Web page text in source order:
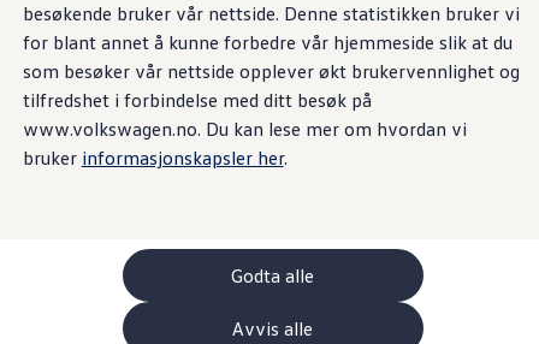
besøkende bruker vår nettside. Denne statistikken bruker vi
for blant annet å kunne forbedre vår hjemmeside slik at du
som besøker vår nettside opplever økt brukervennlighet og
tilfredshet i forbindelse med ditt besøk på
www.volkswagen.no. Du kan lese mer om hvordan vi
bruker informasjonskapsler her.
Godta alle
Avvis alle
ID. Polo
ID. Buzz GTX Lang Varebil
Kampanjer
ID. Polo
ID.3
ID.3 Neo
ID.4
ID.7 Tourer
ID. Buzz Cargo
Leasing
Bilinnredning
Stilfulle detaljer i tidløs
svart